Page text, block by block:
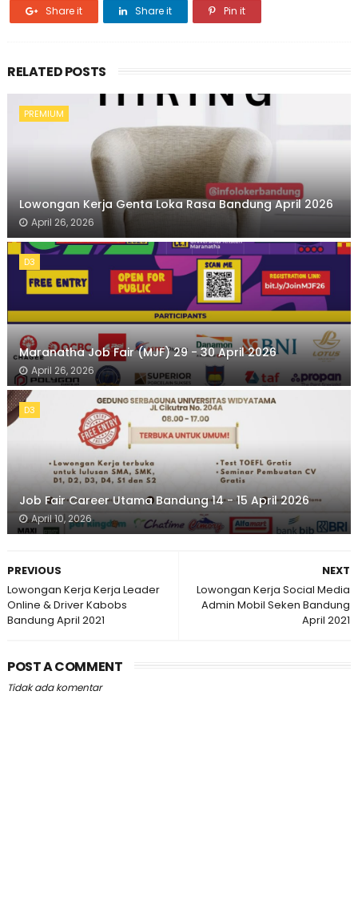
Share it Share it Pin it
RELATED POSTS
PREMIUM
Lowongan Kerja Genta Loka Rasa Bandung April 2026
April 26, 2026
D3
Maranatha Job Fair (MJF) 29 - 30 April 2026
April 26, 2026
D3
Job Fair Career Utama Bandung 14 - 15 April 2026
April 10, 2026
NEXT
Lowongan Kerja Social Media
Admin Mobil Seken Bandung
April 2021
PREVIOUS
Lowongan Kerja Kerja Leader
Online & Driver Kabobs
Bandung April 2021
POST A COMMENT
Tidak ada komentar